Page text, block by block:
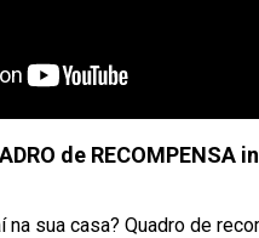
de RECOMPENSA
sua casa? Quadro de